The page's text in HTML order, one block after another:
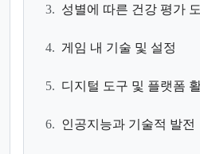
3. 성별에 따른 건강 평가
4. 게임 내 기술 및 설정
5. 디지털 도구 및 플랫폼
6. 인공지능과 기술적 발전